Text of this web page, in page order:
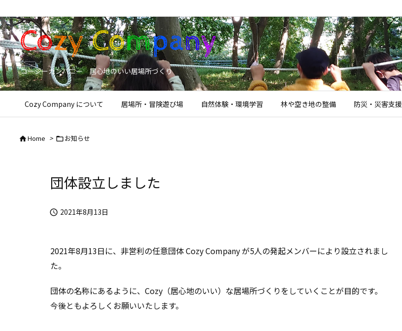
コージーカンパニー 居心地のいい居場所づくり
Cozy Company について 居場所・冒険遊び場 自然体験・環境学習 林や空き地の整備 防災・災害支援
Home > お知らせ
団体設立しました
 2021年8月13日
2021年8月13日に、非営利の任意団体 Cozy Company が5人の発起メンバーにより設立されまし
た。
団体の名称にあるように、Cozy（居心地のいい）な居場所づくりをしていくことが目的です。
今後ともよろしくお願いいたします。